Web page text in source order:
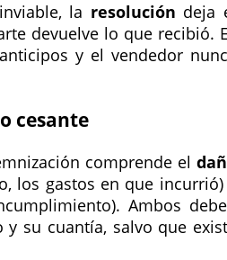
la resolución deja
devuelve lo que recibió.
y el vendedor
cesante
comprende el
los gastos en que
Ambos
su cuantía, salvo que